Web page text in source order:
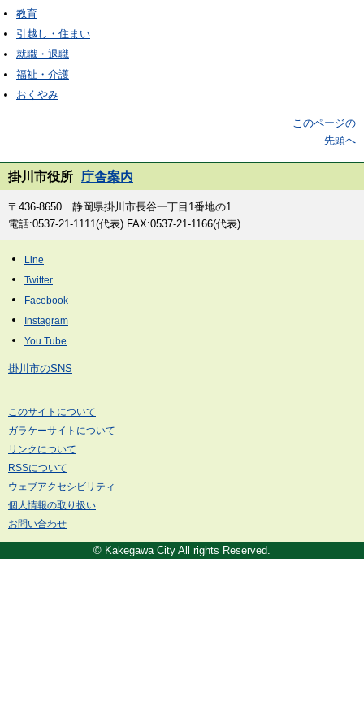
教育
引越し・住まい
就職・退職
福祉・介護
おくやみ
このページの
先頭へ
掛川市役所 庁舎案内
〒436-8650 静岡県掛川市長谷一丁目1番地の1
電話:0537-21-1111(代表) FAX:0537-21-1166(代表)
掛川市のSNS
このサイトについて
ガラケーサイトについて
リンクについて
RSSについて
ウェブアクセシビリティ
個人情報の取り扱い
お問い合わせ
© Kakegawa City All rights Reserved.